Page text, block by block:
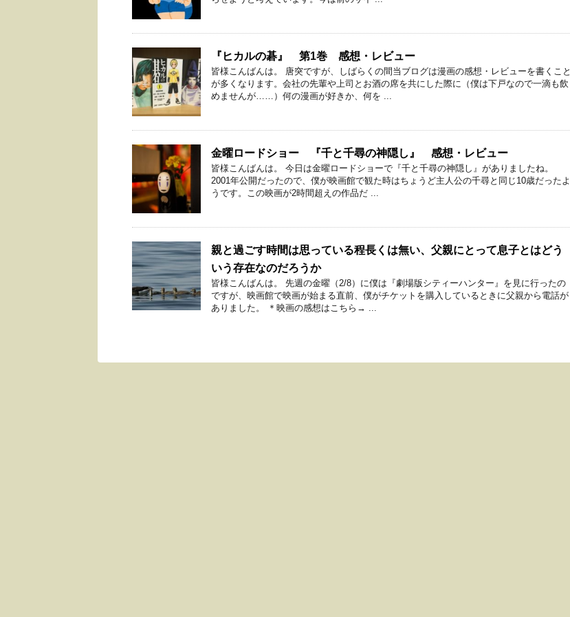
『ヒカルの碁』 第1巻 感想・レビュー
皆様こんばんは。 唐突ですが、しばらくの間当ブログは漫画の感想・レビューを書くこと
が多くなります。会社の先輩や上司とお酒の席を共にした際に（僕は下戸なので一滴も飲
めませんが……）何の漫画が好きか、何を ...
金曜ロードショー 『千と千尋の神隠し』 感想・レビュー
皆様こんばんは。 今日は金曜ロードショーで『千と千尋の神隠し』がありましたね。
2001年公開だったので、僕が映画館で観た時はちょうど主人公の千尋と同じ10歳だったよ
うです。この映画が2時間超えの作品だ ...
親と過ごす時間は思っている程長くは無い、父親にとって息子とはどう
いう存在なのだろうか
皆様こんばんは。 先週の金曜（2/8）に僕は『劇場版シティーハンター』を見に行ったの
ですが、映画館で映画が始まる直前、僕がチケットを購入しているときに父親から電話が
ありました。 ＊映画の感想はこちら→ ...